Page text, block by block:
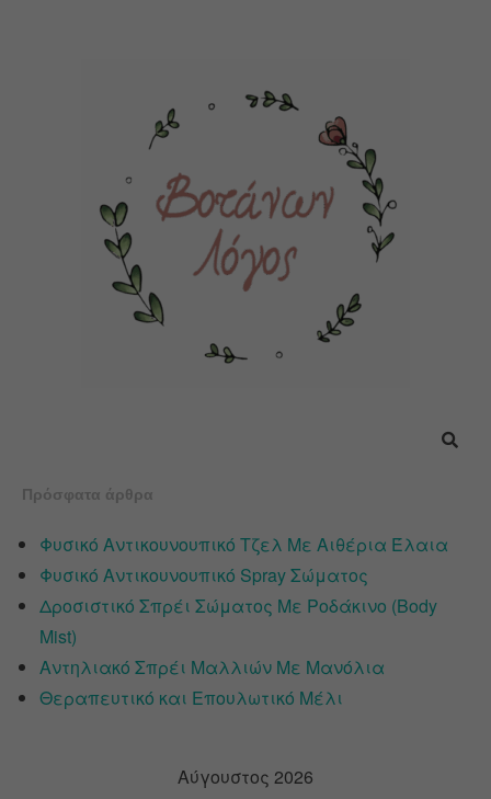
Πρόσφατα άρθρα
Φυσικό Αντικουνουπικό Τζελ Με Αιθέρια Έλαια
Φυσικό Αντικουνουπικό Spray Σώματος
Δροσιστικό Σπρέι Σώματος Με Ροδάκινο (Body
Mist)
Αντηλιακό Σπρέι Μαλλιών Με Μανόλια
Θεραπευτικό και Επουλωτικό Μέλι
Αύγουστος 2026